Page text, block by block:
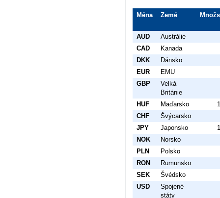
Měna Země
AUD
Austrálie
CAD
Kanada
DKK
Dánsko
EUR
EMU
GBP
Velká
Británie
HUF
Maďarsko
CHF
Švýcarsko
JPY
Japonsko
NOK
Norsko
PLN
Polsko
RON
Rumunsko
SEK
Švédsko
USD
Spojené
státy